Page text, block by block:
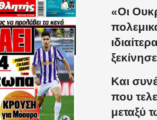
«Οι
Και
που
μεταξύ